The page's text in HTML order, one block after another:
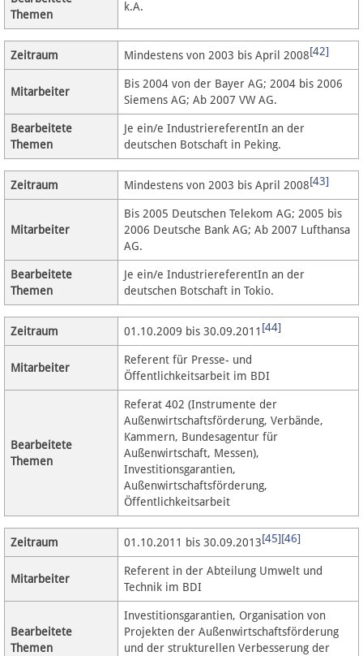
Themen
k.A.
Zeitraum Mindestens von 2003 bis April 2008[42]
Mitarbeiter
Bis 2004 von der Bayer AG; 2004 bis 2006
Siemens AG; Ab 2007 VW AG.
Bearbeitete
Themen
Je ein/e IndustriereferentIn an der
deutschen Botschaft in Peking.
Zeitraum Mindestens von 2003 bis April 2008[43]
Mitarbeiter
Bis 2005 Deutschen Telekom AG; 2005 bis
2006 Deutsche Bank AG; Ab 2007 Lufthansa
AG.
Bearbeitete
Themen
Je ein/e IndustriereferentIn an der
deutschen Botschaft in Tokio.
Zeitraum 01.10.2009 bis 30.09.2011 [44]
Mitarbeiter
Referent für Presse- und
Öffentlichkeitsarbeit im BDI
Bearbeitete
Themen
Referat 402 (Instrumente der
Außenwirtschaftsförderung, Verbände,
Kammern, Bundesagentur für
Außenwirtschaft, Messen),
Investitionsgarantien,
Außenwirtschaftsförderung,
Öffentlichkeitsarbeit
Zeitraum 01.10.2011 bis 30.09.2013[45][46]
Mitarbeiter
Referent in der Abteilung Umwelt und
Technik im BDI
Bearbeitete
Themen
Investitionsgarantien, Organisation von
Projekten der Außenwirtschaftsförderung
und der strukturellen Verbesserung der